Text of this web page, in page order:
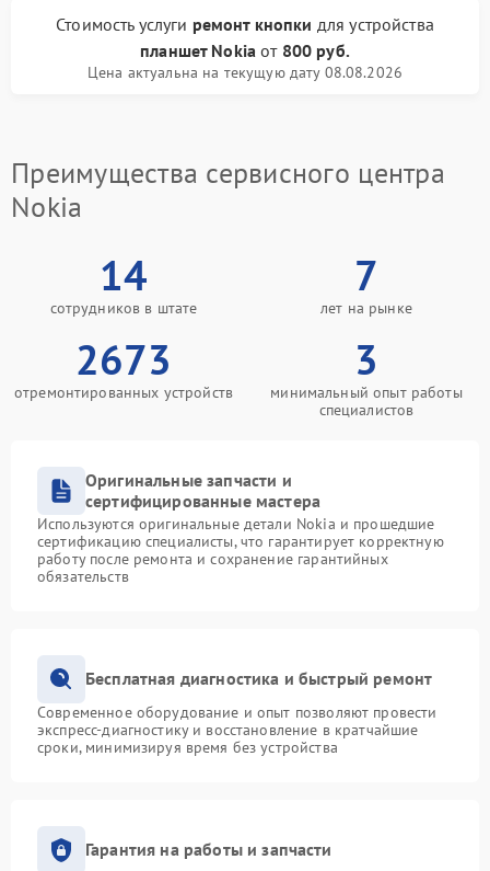
Стоимость услуги ремонт кнопки для устройства
планшет Nokia от 800 руб.
Цена актуальна на текущую дату 08.08.2026
Преимущества сервисного центра
Nokia
14
сотрудников в штате
7
лет на рынке
2673
отремонтированных устройств
3
минимальный опыт работы
специалистов
Оригинальные запчасти и
сертифицированные мастера
Используются оригинальные детали Nokia и прошедшие
сертификацию специалисты, что гарантирует корректную
работу после ремонта и сохранение гарантийных
обязательств
Бесплатная диагностика и быстрый ремонт
Современное оборудование и опыт позволяют провести
экспресс-диагностику и восстановление в кратчайшие
сроки, минимизируя время без устройства
Гарантия на работы и запчасти